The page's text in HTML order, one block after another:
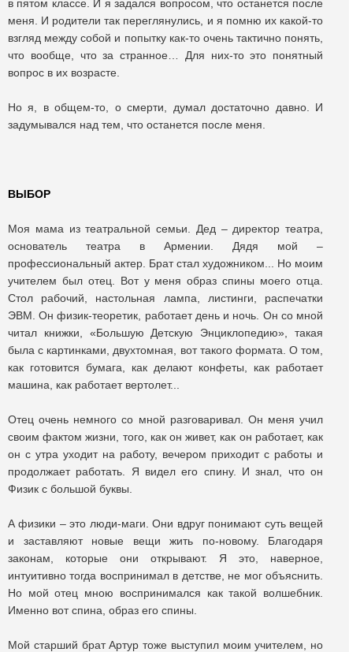
в пятом классе. И я задался вопросом, что останется после
меня. И родители так переглянулись, и я помню их какой-то
взгляд между собой и попытку как-то очень тактично понять,
что вообще, что за странное… Для них-то это понятный
вопрос в их возрасте.
Но я, в общем-то, о смерти, думал достаточно давно. И
задумывался над тем, что останется после меня.
ВЫБОР
Моя мама из театральной семьи. Дед – директор театра,
основатель театра в Армении. Дядя мой –
профессиональный актер. Брат стал художником... Но моим
учителем был отец. Вот у меня образ спины моего отца.
Стол рабочий, настольная лампа, листинги, распечатки
ЭВМ. Он физик-теоретик, работает день и ночь. Он со мной
читал книжки, «Большую Детскую Энциклопедию», такая
была с картинками, двухтомная, вот такого формата. О том,
как готовится бумага, как делают конфеты, как работает
машина, как работает вертолет...
Отец очень немного со мной разговаривал. Он меня учил
своим фактом жизни, того, как он живет, как он работает, как
он с утра уходит на работу, вечером приходит с работы и
продолжает работать. Я видел его спину. И знал, что он
Физик с большой буквы.
А физики – это люди-маги. Они вдруг понимают суть вещей
и заставляют новые вещи жить по-новому. Благодаря
законам, которые они открывают. Я это, наверное,
интуитивно тогда воспринимал в детстве, не мог объяснить.
Но мой отец мною воспринимался как такой волшебник.
Именно вот спина, образ его спины.
Мой старший брат Артур тоже выступил моим учителем, но